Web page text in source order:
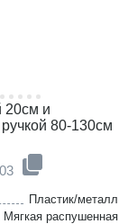
20см и
80-130см
Пластик/металл
Мягкая распушенная